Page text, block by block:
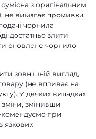
з оригінальним
не вимагає промивки
чорнила
достатньо злити
оновлене чорнило
зовнішній вигляд,
(не впливає на
У деяких випадках
зміни, змінивши
при